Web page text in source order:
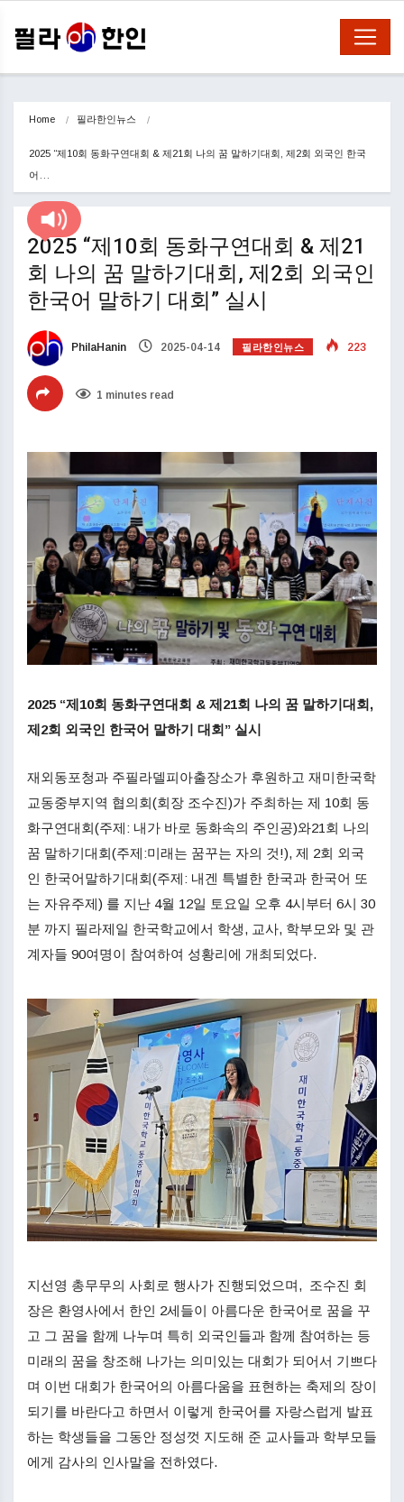
Home 필라한인뉴스
2025 “제10회 동화구연대회 & 제21회 나의 꿈 말하기대회, 제2회 외국인 한국
어…
2025 “제10회 동화구연대회 & 제21
회 나의 꿈 말하기대회, 제2회 외국인
한국어 말하기 대회” 실시
PhilaHanin 2025-04-14 필라한인뉴스 223
1 minutes read
2025 “제10회 동화구연대회 & 제21회 나의 꿈 말하기대회,
제2회 외국인 한국어 말하기 대회” 실시
재외동포청과 주필라델피아출장소가 후원하고 재미한국학
교동중부지역 협의회(회장 조수진)가 주최하는 제 10회 동
화구연대회(주제: 내가 바로 동화속의 주인공)와21회 나의
꿈 말하기대회(주제:미래는 꿈꾸는 자의 것!), 제 2회 외국
인 한국어말하기대회(주제: 내겐 특별한 한국과 한국어 또
는 자유주제) 를 지난 4월 12일 토요일 오후 4시부터 6시 30
분 까지 필라제일 한국학교에서 학생, 교사, 학부모와 및 관
계자들 90여명이 참여하여 성황리에 개최되었다.
지선영 총무무의 사회로 행사가 진행되었으며, 조수진 회
장은 환영사에서 한인 2세들이 아름다운 한국어로 꿈을 꾸
고 그 꿈을 함께 나누며 특히 외국인들과 함께 참여하는 등
미래의 꿈을 창조해 나가는 의미있는 대회가 되어서 기쁘다
며 이번 대회가 한국어의 아름다움을 표현하는 축제의 장이
되기를 바란다고 하면서 이렇게 한국어를 자랑스럽게 발표
하는 학생들을 그동안 정성껏 지도해 준 교사들과 학부모들
에게 감사의 인사말을 전하였다.